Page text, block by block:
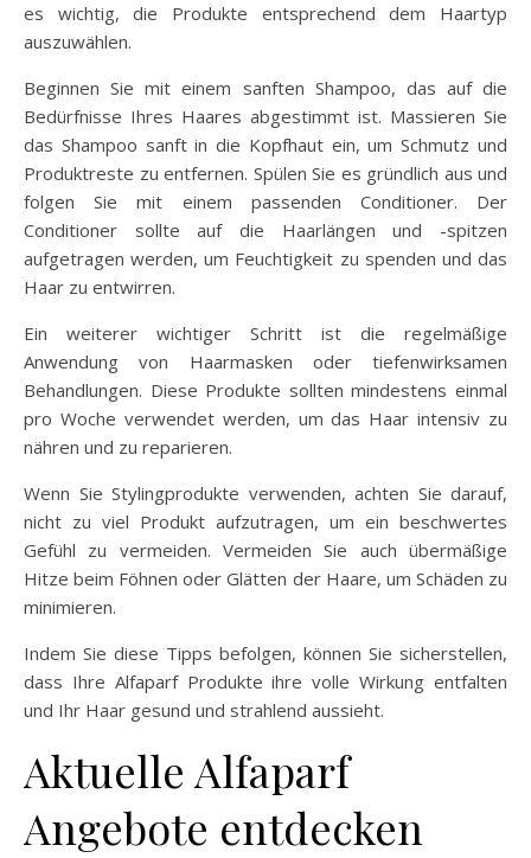
es wichtig, die Produkte entsprechend dem Haartyp
auszuwählen.
Beginnen Sie mit einem sanften Shampoo, das auf die
Bedürfnisse Ihres Haares abgestimmt ist. Massieren Sie
das Shampoo sanft in die Kopfhaut ein, um Schmutz und
Produktreste zu entfernen. Spülen Sie es gründlich aus und
folgen Sie mit einem passenden Conditioner. Der
Conditioner sollte auf die Haarlängen und -spitzen
aufgetragen werden, um Feuchtigkeit zu spenden und das
Haar zu entwirren.
Ein weiterer wichtiger Schritt ist die regelmäßige
Anwendung von Haarmasken oder tiefenwirksamen
Behandlungen. Diese Produkte sollten mindestens einmal
pro Woche verwendet werden, um das Haar intensiv zu
nähren und zu reparieren.
Wenn Sie Stylingprodukte verwenden, achten Sie darauf,
nicht zu viel Produkt aufzutragen, um ein beschwertes
Gefühl zu vermeiden. Vermeiden Sie auch übermäßige
Hitze beim Föhnen oder Glätten der Haare, um Schäden zu
minimieren.
Indem Sie diese Tipps befolgen, können Sie sicherstellen,
dass Ihre Alfaparf Produkte ihre volle Wirkung entfalten
und Ihr Haar gesund und strahlend aussieht.
Aktuelle Alfaparf
Angebote entdecken